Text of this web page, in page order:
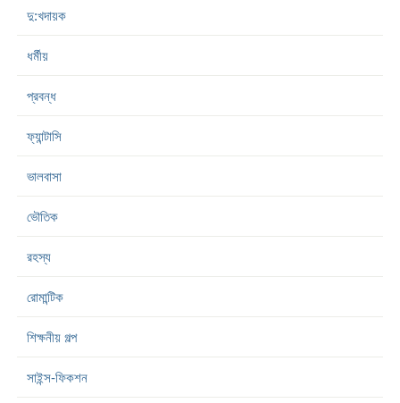
দু:খদায়ক
ধর্মীয়
প্রবন্ধ
ফ্যান্টাসি
ভালবাসা
ভৌতিক
রহস্য
রোমান্টিক
শিক্ষনীয় গল্প
সাইন্স-ফিকশন